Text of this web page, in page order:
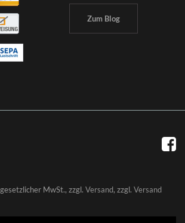
Zum Blog
MwSt., zzgl. Versand, zzgl. Versand